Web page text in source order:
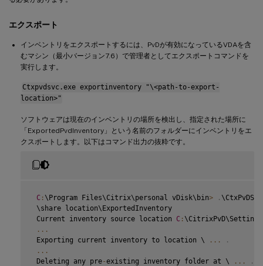
エクスポート
インベントリをエクスポートするには、PvDが有効になっているVDAを含
むマシン（最小バージョン7.6）で管理者としてエクスポートコマンドを
実行します。
Ctxpvdsvc.exe exportinventory "\<path-to-export-
location>"
ソフトウェアは現在のインベントリの場所を検出し、指定された場所に
「ExportedPvdInventory」という名前のフォルダーにインベントリをエ
クスポートします。以下はコマンド出力の抜粋です。
C : \Program Files\Citrix\personal vDisk\bin> . \CtxPvDSvc
\share location\ExportedInventory
Current inventory source location C :
...
Exporting current inventory to location \
...
.
...
Deleting any pre-existing inventory folder at \ ...
.